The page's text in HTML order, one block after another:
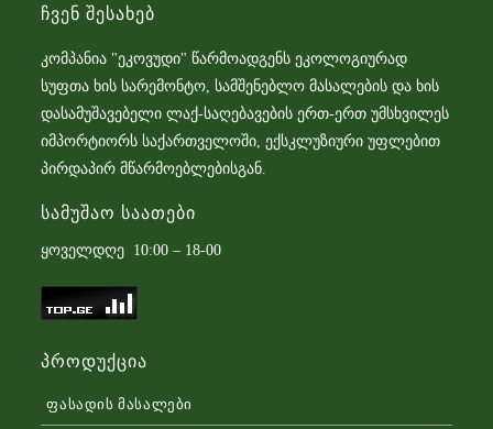
Ჩვენ Შესახებ
კომპანია "ეკოვუდი" წარმოადგენს ეკოლოგიურად
სუფთა ხის სარემონტო, სამშენებლო მასალების და ხის
დასამუშავებელი ლაქ-საღებავების ერთ-ერთ უმსხვილეს
იმპორტიორს საქართველოში, ექსკლუზიური უფლებით
პირდაპირ მწარმოებლებისგან.
Სამუშაო Საათები
ყოველდღე 10:00 – 18-00
Პროდუქცია
ფასადის მასალები